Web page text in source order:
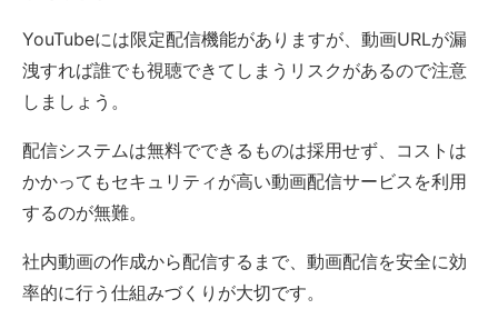
YouTubeには限定配信機能がありますが、動画URLが漏
洩すれば誰でも視聴できてしまうリスクがあるので注意
しましょう。
配信システムは無料でできるものは採用せず、コストは
かかってもセキュリティが高い動画配信サービスを利用
するのが無難。
社内動画の作成から配信するまで、動画配信を安全に効
率的に行う仕組みづくりが大切です。